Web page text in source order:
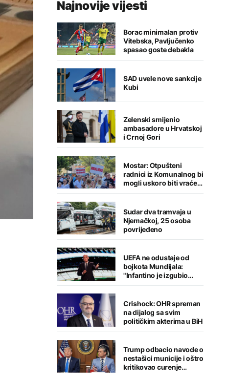
Najnovije vijesti
Borac minimalan protiv
Vitebska, Pavljučenko
spasao goste debakla
SAD uvele nove sankcije
Kubi
Zelenski smijenio
ambasadore u Hrvatskoj
i Crnoj Gori
Mostar: Otpušteni
radnici iz Komunalnog bi
mogli uskoro biti vraćeni
na posao
Sudar dva tramvaja u
Njemačkoj, 25 osoba
povrijeđeno
UEFA ne odustaje od
bojkota Mundijala:
"Infantino je izgubio
kredibilitet"
Crishock: OHR spreman
na dijalog sa svim
političkim akterima u BiH
Trump odbacio navode o
nestašici municije i oštro
kritikovao curenje